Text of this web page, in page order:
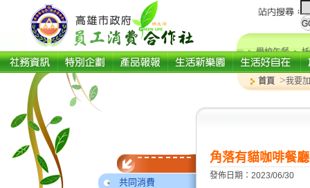
學校午餐
共同消費
首頁 >我要
角落有貓咖啡餐
發佈日期：2023/06/30